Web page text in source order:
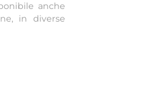
anche
in diverse